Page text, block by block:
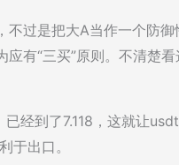
过是把大A当作一个防
有“三买”原则。不清楚
经到了7.118，这就让
于出口。